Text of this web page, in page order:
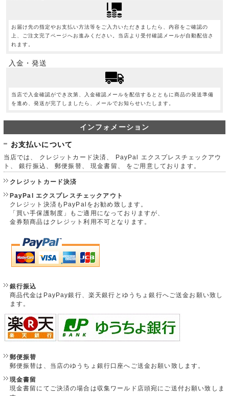
お届け先の指定やお支払い方法等をご入力いただきましたら、内容をご確認の
上、ご注文完了ページへお進みください。当店より受付確認メールが自動配信さ
れます。
入金・発送
当店で入金確認ができ次第、入金確認メールを配信するとともに商品の発送準備
を進め、発送が完了しましたら、メールでお知らせいたします。
インフォメーション
お支払いについて
当店では、 クレジットカード決済、 PayPal エクスプレスチェックアウ
ト、 銀行振込、 郵便振替、 現金書留、 をご用意しております。
クレジットカード決済
PayPal エクスプレスチェックアウト
クレジット決済もPayPalをお勧め致します。
「買い手保護制度」もご適用になっておりますが、
金券類商品はクレジット利用不可となります。
銀行振込
商品代金はPayPay銀行、楽天銀行とゆうちょ銀行へご送金お願い致し
ます。
郵便振替
郵便振替は、当店のゆうちょ銀行口座へご送金お願い致します。
現金書留
現金書留にてご決済の場合は収集ワールド店頭宛にご送付お願い致しま